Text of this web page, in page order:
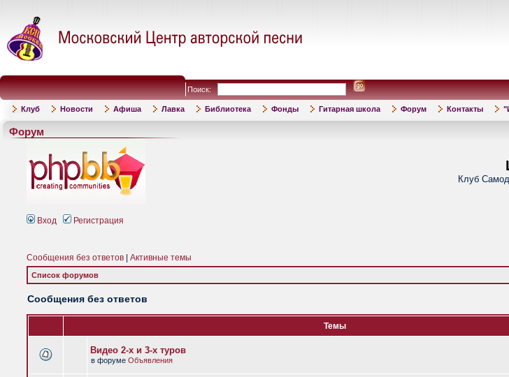
Поиск:
Клуб Новости Афиша Лавка Библиотека Фонды Гитарная школа Форум Контакты
Форум
Клуб
Вход Регистрация
Сообщения без ответов Активные темы
Список форумов
Сообщения без ответов
Темы
Видео 2-х и 3-х туров
в форуме Объявления